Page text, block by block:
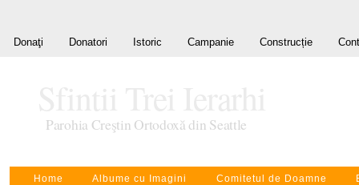
Donaţi Donatori Istoric Campanie Construcție
Parohia Creştin Ortodoxă din Seattle
Home Albume cu Imagini Comitetul de Doamne